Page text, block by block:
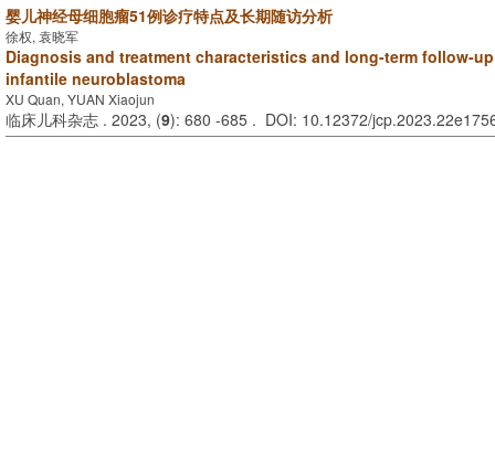
婴儿神经母细胞瘤51例诊疗特点及长期随访分析
徐权, 袁晓军
Diagnosis and treatment characteristics and long-term follow-
infantile neuroblastoma
XU Quan, YUAN Xiaojun
临床儿科杂志 . 2023, (9): 680 -685 . DOI: 10.12372/